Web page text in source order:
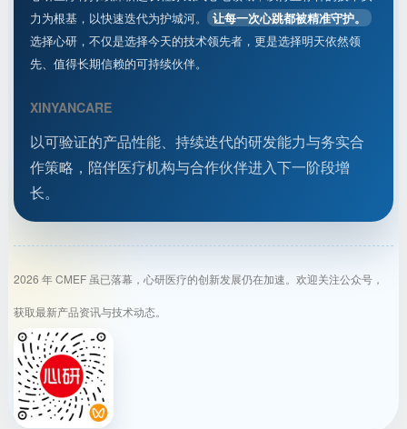
力为根基，以快速迭代为护城河。
让每一次心跳都被精准守护。
选择心研，不仅是选择今天的技术领先者，更是选择明天依然领
先、值得长期信赖的可持续伙伴。
XINYANCARE
以可验证的产品性能、持续迭代的研发能力与务实合
作策略，陪伴医疗机构与合作伙伴进入下一阶段增
长。
2026 年 CMEF 虽已落幕，心研医疗的创新发展仍在加速。欢迎关注公众号，
获取最新产品资讯与技术动态。